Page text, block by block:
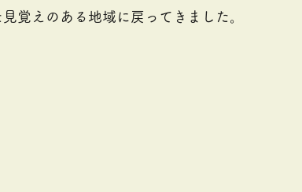
覚えのある地域に戻ってきました。